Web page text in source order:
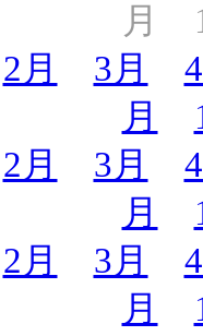
月
2月 3月
月
2月 3月
月
2月 3月
月